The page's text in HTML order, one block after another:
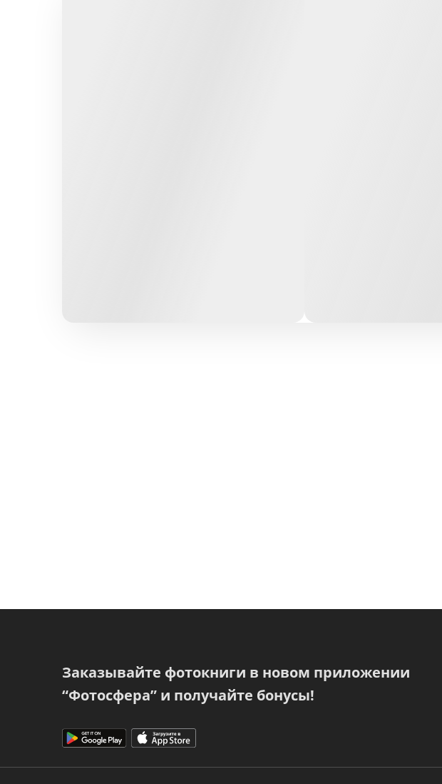
Заказывайте фотокниги в новом приложении
“Фотосфера” и получайте бонусы!